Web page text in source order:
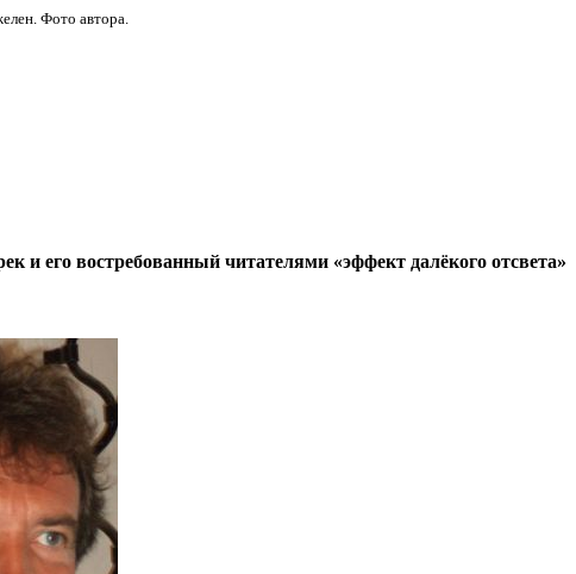
Фото автора.
и его востребованный читателями «эффект далёкого отсвета»